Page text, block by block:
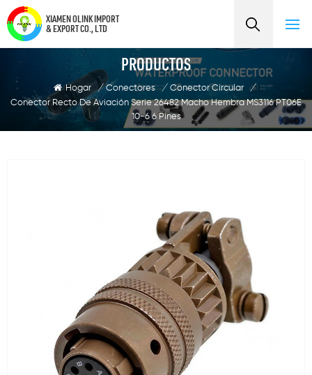
XIAMEN OLINK IMPORT
& EXPORT CO., LTD
PRODUCTOS
Hogar / Conectores / Conector Circular
/
Conector Recto De Aviación Serie 26482 Macho Hembra MS3116 PT06E
10-6 6 Pines